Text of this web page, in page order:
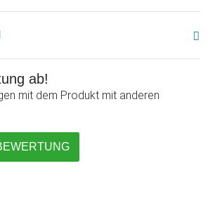
ab!
mit dem Produkt mit anderen